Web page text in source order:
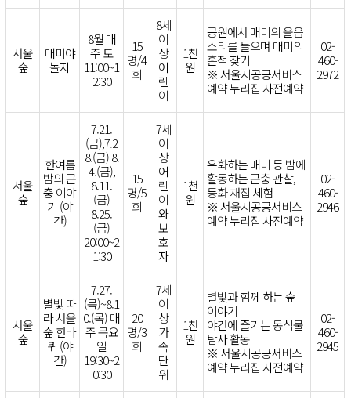
서울
숲
매미야
놀자
8월 매
주 토
11:00~1
2:30
15
명/4
회
8세
이
상
어
린
이
1천
원
공원에서 매미의 울음
소리를 들으며 매미의
흔적 찾기
※ 서울시공공서비스
예약 누리집 사전예약
02-
460-
2972
서울
숲
한여름
밤의 곤
충 이야
기 (야
간)
7.21.
(금),7.2
8.(금) 8.
4.(금),
8.11.
(금)
8.25.
(금)
20:00~2
1:30
15
명/5
회
7세
이
상
어
린
이
와
보
호
자
1천
원
우화하는 매미 등 밤에
활동하는 곤충 관찰,
등화 채집 체험
※ 서울시공공서비스
예약 누리집 사전예약
02-
460-
2946
서울
숲
별빛 따
라 서울
숲 한바
퀴 (야
간)
7.27.
(목)~8.1
0.(목) 매
주 목요
일
19:30~2
0:30
20
명/3
회
7세
이
상
가
족
단
위
1천
원
별빛과 함께 하는 숲
이야기
야간에 즐기는 동식물
탐사 활동
※ 서울시공공서비스
예약 누리집 사전예약
02-
460-
2945